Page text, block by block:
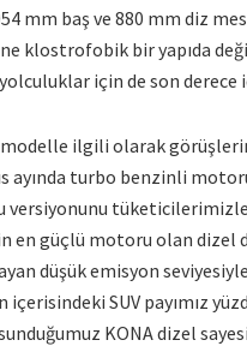
mm baş ve 880 mm diz
klostrofobik bir yapıda
için de son derece
modelle ilgili olarak
ayında turbo benzinli
tüketicilerimizle
güçlü motoru olan dizel
düşük emisyon
içerisindeki SUV payımız
KONA dizel